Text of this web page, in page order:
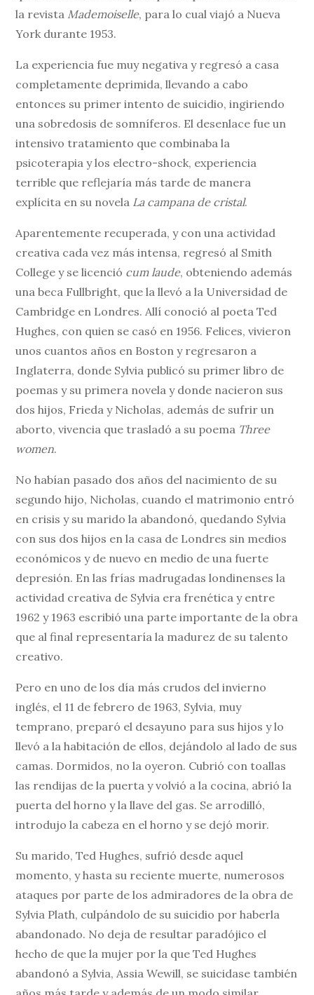
la revista Mademoiselle, para lo cual viajó a Nueva
York durante 1953.
La experiencia fue muy negativa y regresó a casa
completamente deprimida, llevando a cabo
entonces su primer intento de suicidio, ingiriendo
una sobredosis de somníferos. El desenlace fue un
intensivo tratamiento que combinaba la
psicoterapia y los electro-shock, experiencia
terrible que reflejaría más tarde de manera
explícita en su novela La campana de cristal.
Aparentemente recuperada, y con una actividad
creativa cada vez más intensa, regresó al Smith
College y se licenció cum laude, obteniendo además
una beca Fullbright, que la llevó a la Universidad de
Cambridge en Londres. Allí conoció al poeta Ted
Hughes, con quien se casó en 1956. Felices, vivieron
unos cuantos años en Boston y regresaron a
Inglaterra, donde Sylvia publicó su primer libro de
poemas y su primera novela y donde nacieron sus
dos hijos, Frieda y Nicholas, además de sufrir un
aborto, vivencia que trasladó a su poema Three
women.
No habían pasado dos años del nacimiento de su
segundo hijo, Nicholas, cuando el matrimonio entró
en crisis y su marido la abandonó, quedando Sylvia
con sus dos hijos en la casa de Londres sin medios
económicos y de nuevo en medio de una fuerte
depresión. En las frías madrugadas londinenses la
actividad creativa de Sylvia era frenética y entre
1962 y 1963 escribió una parte importante de la obra
que al final representaría la madurez de su talento
creativo.
Pero en uno de los día más crudos del invierno
inglés, el 11 de febrero de 1963, Sylvia, muy
temprano, preparó el desayuno para sus hijos y lo
llevó a la habitación de ellos, dejándolo al lado de sus
camas. Dormidos, no la oyeron. Cubrió con toallas
las rendijas de la puerta y volvió a la cocina, abrió la
puerta del horno y la llave del gas. Se arrodilló,
introdujo la cabeza en el horno y se dejó morir.
Su marido, Ted Hughes, sufrió desde aquel
momento, y hasta su reciente muerte, numerosos
ataques por parte de los admiradores de la obra de
Sylvia Plath, culpándolo de su suicidio por haberla
abandonado. No deja de resultar paradójico el
hecho de que la mujer por la que Ted Hughes
abandonó a Sylvia, Assia Wewill, se suicidase también